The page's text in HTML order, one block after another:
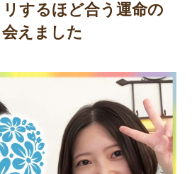
するほど合う運命の
えました